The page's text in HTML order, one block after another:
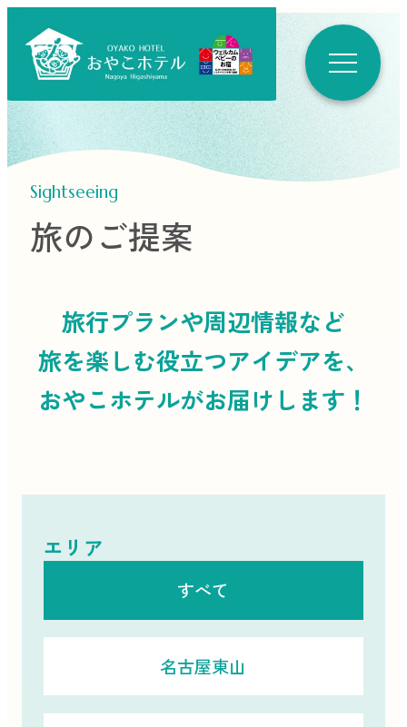
Sightseeing
旅のご提案
旅行プランや周辺情報など
旅を楽しむ役立つアイデアを、
おやこホテルがお届けします！
エリア
すべて
名古屋東山